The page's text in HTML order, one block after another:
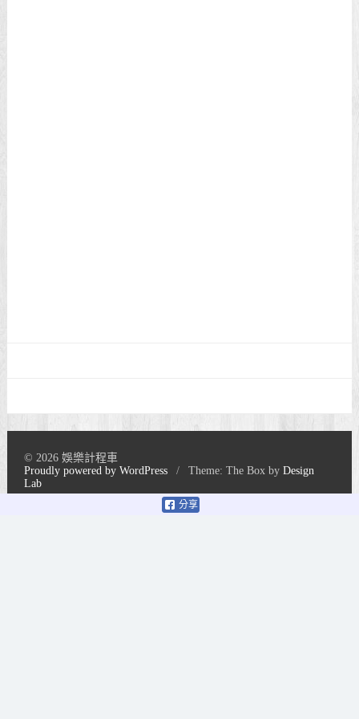
分享
© 2026 娛樂計程車
Proudly powered by WordPress
/ Theme: The Box byDesign
Lab